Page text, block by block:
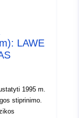
praktikos
PPR
kurie yra
klausimai
LAWE
1995 m.
stiprinimo.